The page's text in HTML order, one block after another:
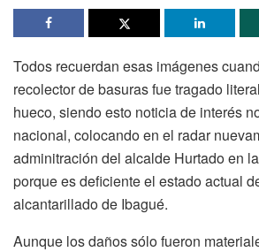
Todos recuerdan esas imágenes
recolector de basuras fue tragado
hueco, siendo esto noticia de interés
nacional, colocando en el radar
adminitración del alcalde Hurtado en
porque es deficiente el estado actual
alcantarillado de Ibagué.
Aunque los daños sólo fueron